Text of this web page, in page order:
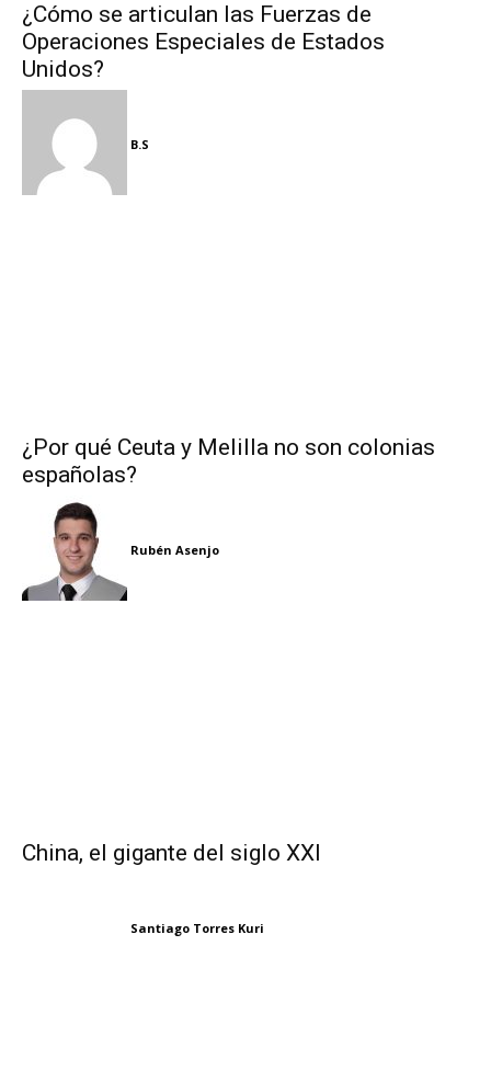
¿Cómo se articulan las Fuerzas de
Operaciones Especiales de Estados
Unidos?
B.S
¿Por qué Ceuta y Melilla no son colonias
españolas?
Rubén Asenjo
China, el gigante del siglo XXI
Santiago Torres Kuri